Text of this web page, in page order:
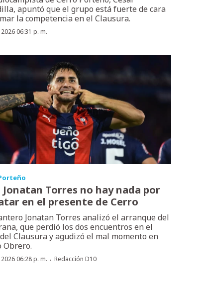
apuntó que el grupo está fuerte de cara
la competencia en el Clausura.
06:31 p. m.
Jonatan Torres no hay nada por
en el presente de Cerro
Jonatan Torres analizó el arranque del
que perdió los dos encuentros en el
Clausura y agudizó el mal momento en
Obrero.
06:28 p. m. · Redacción D10